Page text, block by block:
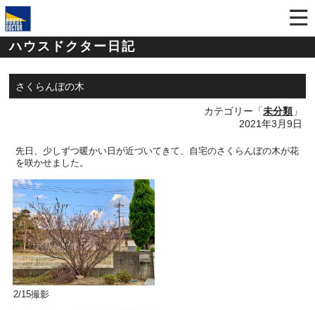
ハウスドクター日記
さくらんぼの木
カテゴリー「未分類 」
2021年3月9日
先日、少しずつ暖かい日が近づいてきて、 自宅のさくらんぼの木が花
を咲かせました。
2/15撮影